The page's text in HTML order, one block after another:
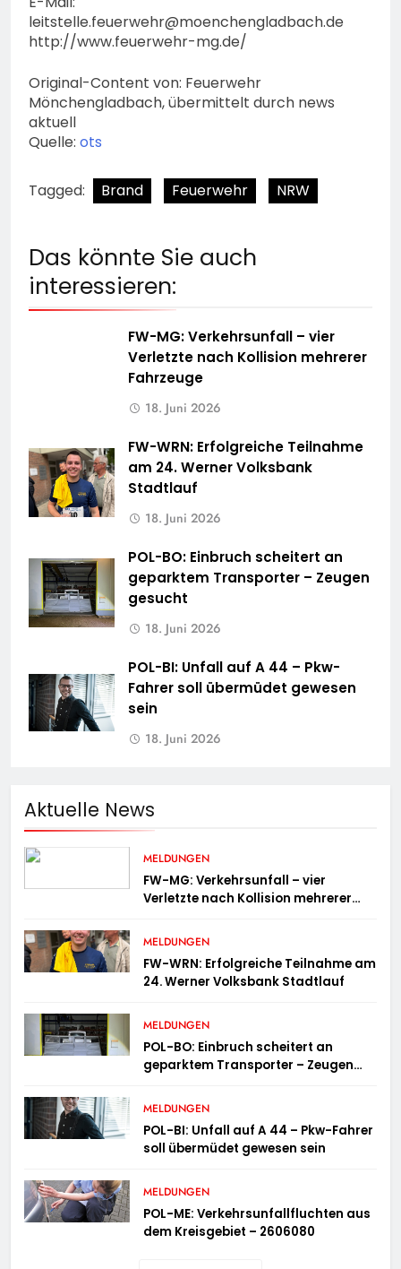
leitstelle.feuerwehr@moenchengladbach.de
http://www.feuerwehr-mg.de/
Original-Content von: Feuerwehr
Mönchengladbach, übermittelt durch news
aktuell
Quelle: ots
Tagged: Brand Feuerwehr NRW
Das könnte Sie auch
interessieren:
FW-MG: Verkehrsunfall – vier
Verletzte nach Kollision mehrerer
Fahrzeuge
18. Juni 2026
FW-WRN: Erfolgreiche Teilnahme
am 24. Werner Volksbank
Stadtlauf
18. Juni 2026
POL-BO: Einbruch scheitert an
geparktem Transporter – Zeugen
gesucht
18. Juni 2026
POL-BI: Unfall auf A 44 – Pkw-
Fahrer soll übermüdet gewesen
sein
18. Juni 2026
Aktuelle News
MELDUNGEN
FW-MG: Verkehrsunfall – vier
Verletzte nach Kollision mehrerer
MELDUNGEN
FW-WRN: Erfolgreiche Teilnahme am
24. Werner Volksbank Stadtlauf
MELDUNGEN
POL-BO: Einbruch scheitert an
geparktem Transporter – Zeugen
MELDUNGEN
POL-BI: Unfall auf A 44 – Pkw-Fahrer
soll übermüdet gewesen sein
MELDUNGEN
POL-ME: Verkehrsunfallfluchten aus
dem Kreisgebiet – 2606080